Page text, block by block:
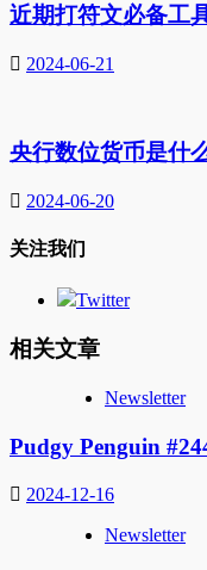
近期打符文必备
2024-06-21
央行数位货币是什
2024-06-20
关注我们
Twitter
相关文章
Newsletter
Pudgy Penguin
2024-12-16
Newsletter